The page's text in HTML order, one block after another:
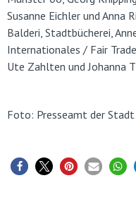
Susanne Eichler und Anna
Balderi, Stadtbücherei,
Internationales / Fair
Ute Zahlten und Johanna
Foto: Presseamt der